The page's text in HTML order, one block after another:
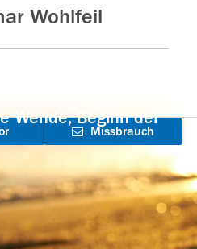
Wohlfeil
Wende, Beginn der
Missbrauch